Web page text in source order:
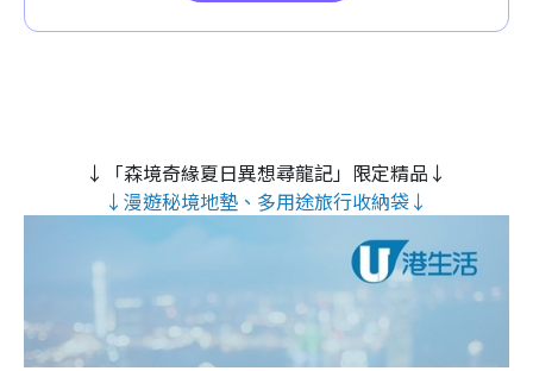
↓「森境奇緣夏日異想尋龍記」限定精品↓
↓漫遊秘境地墊、多用途旅行收納袋↓